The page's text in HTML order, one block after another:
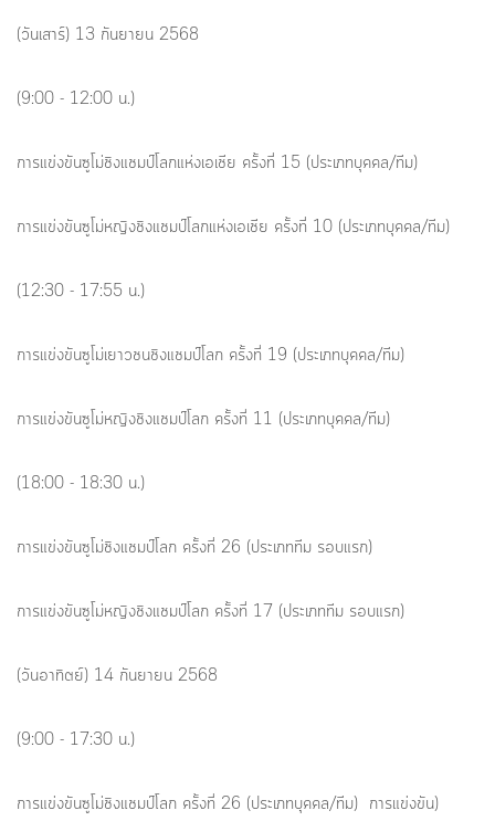
(วันเสาร์) 13 กันยายน 2568
(9:00 - 12:00 น.)
การแข่งขันซูโม่ชิงแชมป์โลกแห่งเอเชีย ครั้งที่ 15 (ประเภทบุคคล/ทีม)
การแข่งขันซูโม่หญิงชิงแชมป์โลกแห่งเอเชีย ครั้งที่ 10 (ประเภทบุคคล/ทีม)
(12:30 - 17:55 น.)
การแข่งขันซูโม่เยาวชนชิงแชมป์โลก ครั้งที่ 19 (ประเภทบุคคล/ทีม)
การแข่งขันซูโม่หญิงชิงแชมป์โลก ครั้งที่ 11 (ประเภทบุคคล/ทีม)
(18:00 - 18:30 น.)
การแข่งขันซูโม่ชิงแชมป์โลก ครั้งที่ 26 (ประเภททีม รอบแรก)
การแข่งขันซูโม่หญิงชิงแชมป์โลก ครั้งที่ 17 (ประเภททีม รอบแรก)
(วันอาทิตย์) 14 กันยายน 2568
(9:00 - 17:30 น.)
การแข่งขันซูโม่ชิงแชมป์โลก ครั้งที่ 26 (ประเภทบุคคล/ทีม) การแข่งขัน)